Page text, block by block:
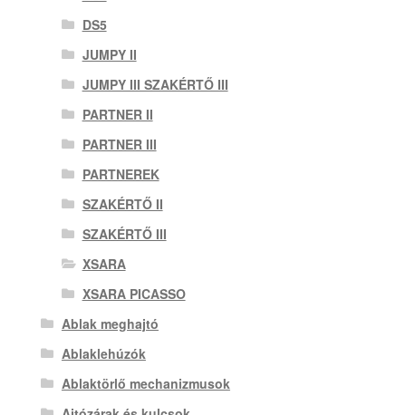
DS5
JUMPY II
JUMPY III SZAKÉRTŐ III
PARTNER II
PARTNER III
PARTNEREK
SZAKÉRTŐ II
SZAKÉRTŐ III
XSARA
XSARA PICASSO
Ablak meghajtó
Ablaklehúzók
Ablaktörlő mechanizmusok